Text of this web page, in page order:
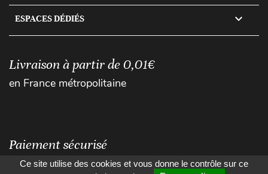
ESPACES DÉDIÉS 
Livraison à partir de 0,01€
en France métropolitaine
Paiement sécurisé
Ce site utilise des cookies et vous donne le contrôle sur ce